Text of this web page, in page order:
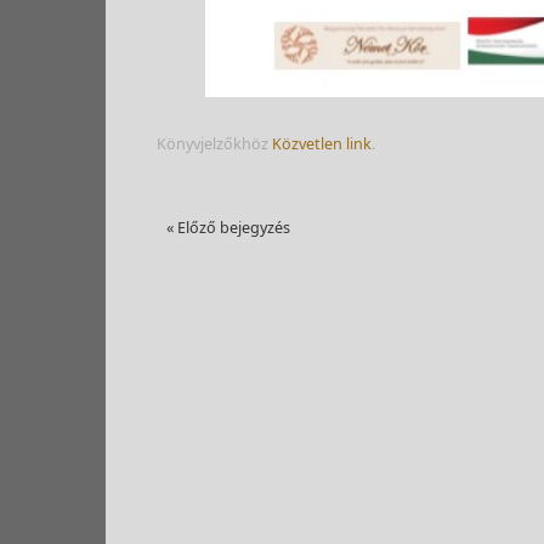
Könyvjelzőkhöz Közvetlen link.
« Előző bejegyzés